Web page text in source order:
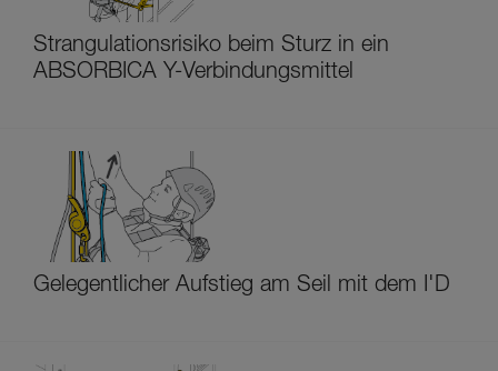
Strangulationsrisiko beim Sturz in ein
ABSORBICA Y-Verbindungsmittel
Gelegentlicher Aufstieg am Seil mit dem I'D